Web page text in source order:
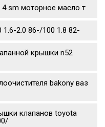
sm моторное масло т
1.6-2.0 86-/100 1.8 82-
крышки n52
bakony ваз
клапанов toyota